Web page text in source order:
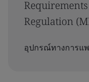
Regulation
อุปกรณ์ทางการแ